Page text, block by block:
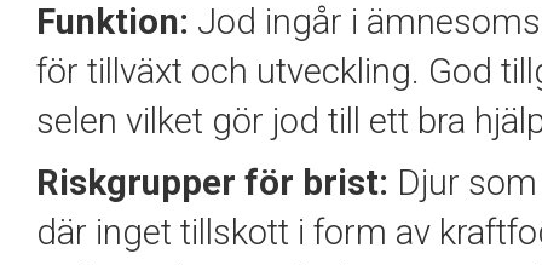
Funktion: Jod ingår i
för tillväxt och utveckling. God
selen vilket gör jod till ett bra
Riskgrupper för brist: Djur
där inget tillskott i form av